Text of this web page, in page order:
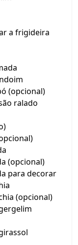
a frigideira
(opcional)
ralado
(opcional)
para decorar
(opcional)